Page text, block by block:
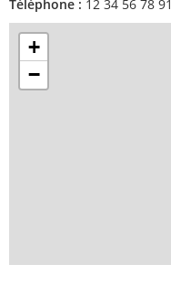
Téléphone : 12 34 56 78 91
+
−